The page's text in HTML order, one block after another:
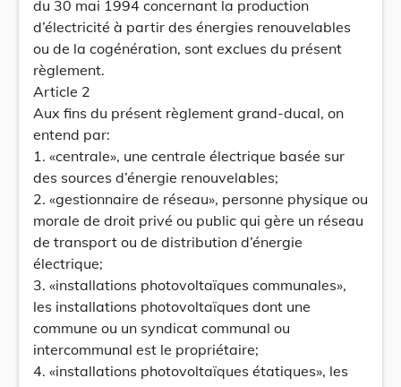
du 30 mai 1994 concernant la production
d’électricité à partir des énergies renouvelables
ou de la cogénération, sont exclues du présent
règlement.
Article 2
Aux fins du présent règlement grand-ducal, on
entend par:
1. «centrale», une centrale électrique basée sur
des sources d’énergie renouvelables;
2. «gestionnaire de réseau», personne physique ou
morale de droit privé ou public qui gère un réseau
de transport ou de distribution d’énergie
électrique;
3. «installations photovoltaïques communales»,
les installations photovoltaïques dont une
commune ou un syndicat communal ou
intercommunal est le propriétaire;
4. «installations photovoltaïques étatiques», les